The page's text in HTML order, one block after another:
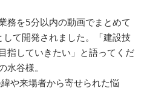
務を5分以内の動画でまとめて
て開発されました。「建設技
指していきたい」と語ってくだ
水谷様。
や来場者から寄せられた悩